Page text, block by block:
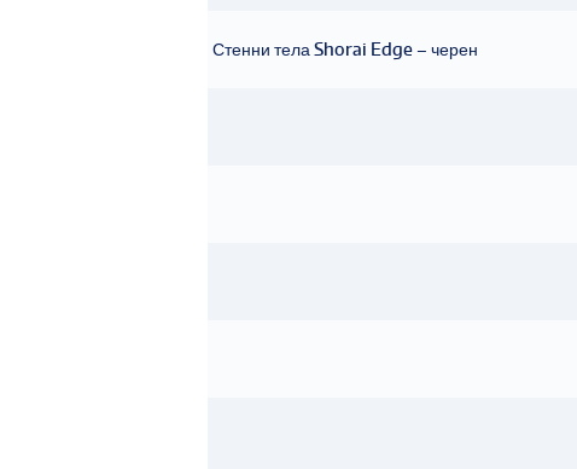
Стенни тела Shorai Edge – черен